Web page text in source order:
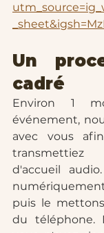
Un
cadré
Environ 1
événement,
avec vous
transmettiez
d'accueil
puis le
du téléphone.